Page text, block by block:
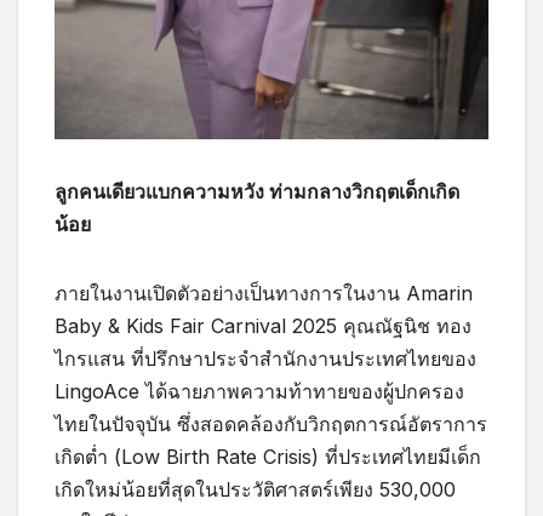
ลูกคนเดียวแบกความหวัง ท่ามกลางวิกฤตเด็กเกิด
น้อย
ภายในงานเปิดตัวอย่างเป็นทางการในงาน Amarin
Baby & Kids Fair Carnival 2025 คุณณัฐนิช ทอง
ไกรแสน ที่ปรึกษาประจำสำนักงานประเทศไทยของ
LingoAce ได้ฉายภาพความท้าทายของผู้ปกครอง
ไทยในปัจจุบัน ซึ่งสอดคล้องกับวิกฤตการณ์อัตราการ
เกิดต่ำ (Low Birth Rate Crisis) ที่ประเทศไทยมีเด็ก
เกิดใหม่น้อยที่สุดในประวัติศาสตร์เพียง 530,000